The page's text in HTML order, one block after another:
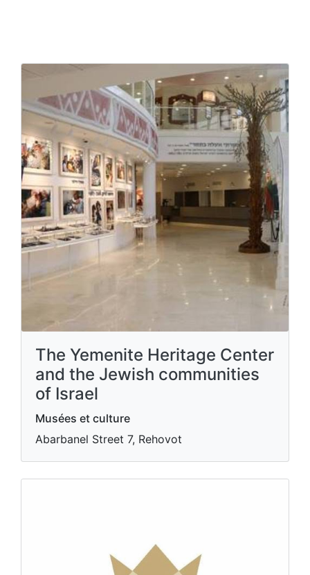
The Yemenite Heritage Center
and the Jewish communities
of Israel
Musées et culture
Abarbanel Street 7, Rehovot